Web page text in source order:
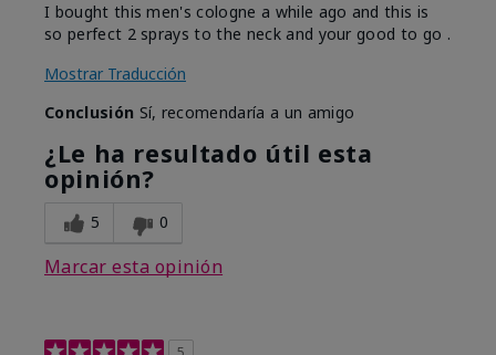
I bought this men's cologne a while ago and this is
so perfect 2 sprays to the neck and your good to go .
Mostrar Traducción
Conclusión Sí, recomendaría a un amigo
¿Le ha resultado útil esta
opinión?
5 0
Marcar esta opinión